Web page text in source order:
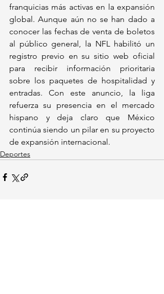
franquicias más activas en la expansión
global. Aunque aún no se han dado a
conocer las fechas de venta de boletos
al público general, la NFL habilitó un
registro previo en su sitio web oficial
para recibir información prioritaria
sobre los paquetes de hospitalidad y
entradas. Con este anuncio, la liga
refuerza su presencia en el mercado
hispano y deja claro que México
continúa siendo un pilar en su proyecto
de expansión internacional.
Deportes